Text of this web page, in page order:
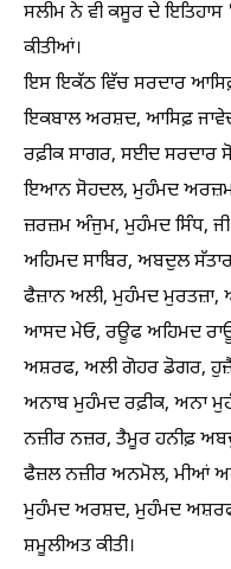
ਸਲੀਮ ਨੇ ਵੀ ਕਸੂਰ ਦੇ
ਕੀਤੀਆਂ।
ਇਸ ਇਕੱਠ ਵਿੱਚ ਸਰਦਾਰ
ਇਕਬਾਲ ਅਰਸ਼ਦ, ਆਸਿਫ਼
ਰਫ਼ੀਕ ਸਾਗਰ, ਸਈਦ ਸਰਦਾਰ
ਇਆਨ ਸੋਹਦਲ, ਮੁਹੰਮਦ
ਜ਼ਰਜ਼ਮ ਅੰਜੁਮ, ਮੁਹੰਮਦ ਸਿੰਧ,
ਅਹਿਮਦ ਸਾਬਿਰ, ਅਬਦੁਲ
ਫੈਜ਼ਾਨ ਅਲੀ, ਮੁਹੰਮਦ
ਆਸਦ ਮੇਓ, ਰਊਫ ਅਹਿਮਦ
ਅਸ਼ਰਫ, ਅਲੀ ਗੋਹਰ ਡੋਗਰ,
ਅਨਾਬ ਮੁਹੰਮਦ ਰਫ਼ੀਕ, ਅਨਾ
ਨਜ਼ੀਰ ਨਜ਼ਰ, ਤੈਮੂਰ ਹਨੀਫ਼
ਫੈਜ਼ਲ ਨਜ਼ੀਰ ਅਨਮੋਲ, ਮੀਆਂ
ਮੁਹੰਮਦ ਅਰਸ਼ਦ, ਮੁਹੰਮਦ
ਸ਼ਮੂਲੀਅਤ ਕੀਤੀ।